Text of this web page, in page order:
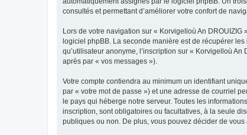
consultés et permettant d’améliorer votre confort de
Lors de votre navigation sur « Korvigelloù An
logiciel phpBB. La seconde manière est de récupérer
qu’utilisateur anonyme, l’inscription sur « Korvigelloù
après par « vos messages »).
Votre compte contiendra au minimum un identifiant
par « votre mot de passe ») et une adresse de courriel
le pays qui héberge notre serveur. Toutes les
inscription, sont obligatoires ou facultatives, à la seule
publiques ou non. De plus, vous pouvez décider de